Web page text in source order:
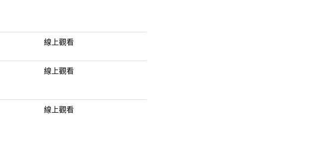
線上觀看
線上觀看
線上觀看